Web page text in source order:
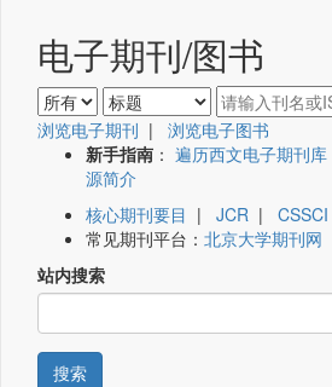
电子期刊/图书
浏览电子期刊 | 浏览电子图书
新手指南 ： 遍历西文电子期刊库
源简介
核心期刊要目 | JCR | CSSCI
常见期刊平台： 北京大学期刊网
站内搜索
搜索